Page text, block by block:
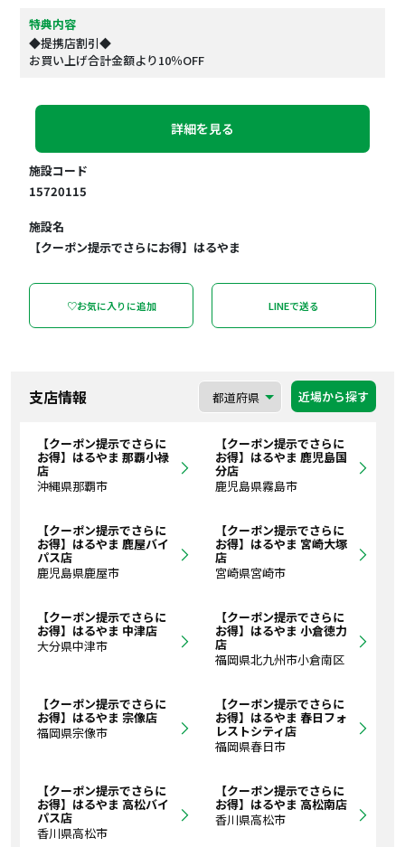
特典内容
◆提携店割引◆
お買い上げ合計金額より10％OFF
詳細を見る
施設コード
15720115
施設名
【クーポン提示でさらにお得】はるやま
♡お気に入りに追加 LINEで送る
支店情報 近場から探す
【クーポン提示でさらに
お得】はるやま 那覇小禄
店
沖縄県那覇市
【クーポン提示でさらに
お得】はるやま 鹿児島国
分店
鹿児島県霧島市
【クーポン提示でさらに
お得】はるやま 鹿屋バイ
パス店
鹿児島県鹿屋市
【クーポン提示でさらに
お得】はるやま 宮崎大塚
店
宮崎県宮崎市
【クーポン提示でさらに
お得】はるやま 中津店
大分県中津市
【クーポン提示でさらに
お得】はるやま 小倉徳力
店
福岡県北九州市小倉南区
【クーポン提示でさらに
お得】はるやま 宗像店
福岡県宗像市
【クーポン提示でさらに
お得】はるやま 春日フォ
レストシティ店
福岡県春日市
【クーポン提示でさらに
お得】はるやま 高松バイ
パス店
香川県高松市
【クーポン提示でさらに
お得】はるやま 高松南店
香川県高松市